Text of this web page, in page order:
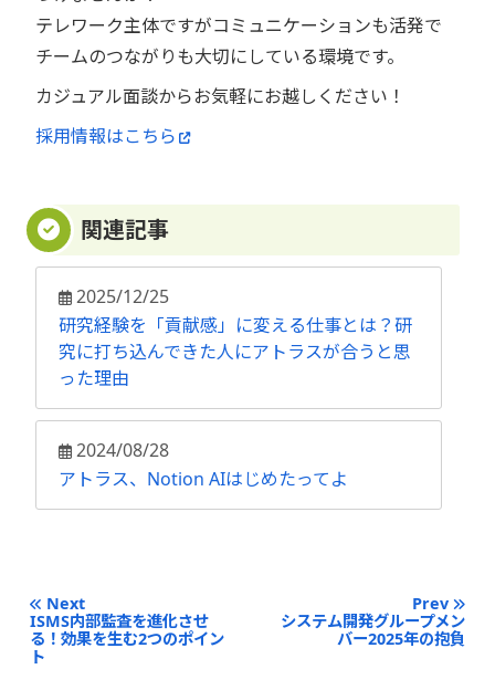
テレワーク主体ですがコミュニケーションも活発で
チームのつながりも大切にしている環境です。
カジュアル面談からお気軽にお越しください！
採用情報はこちら
関連記事
2025/12/25
研究経験を「貢献感」に変える仕事とは？研
究に打ち込んできた人にアトラスが合うと思
った理由
2024/08/28
アトラス、Notion AIはじめたってよ
Next
ISMS内部監査を進化させ
る！効果を生む2つのポイン
ト
Prev
システム開発グループメン
バー2025年の抱負